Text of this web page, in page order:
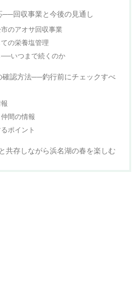
──回収事業と今後の見通し
のアオサ回収事業
の栄養塩管理
いつまで続くのか
確認方法──釣行前にチェックすべ
間の情報
ポイント
共存しながら浜名湖の春を楽しむ